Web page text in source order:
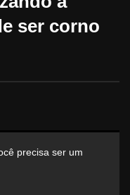
ser corno
precisa ser um